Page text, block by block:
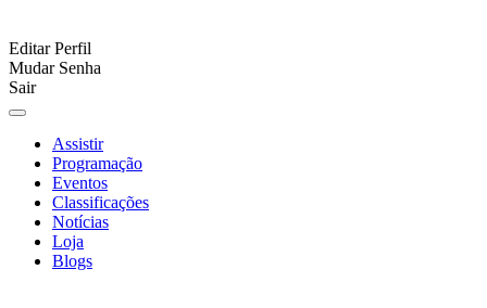
Editar Perfil
Mudar Senha
Sair
Assistir
Programação
Eventos
Classificações
Notícias
Loja
Blogs